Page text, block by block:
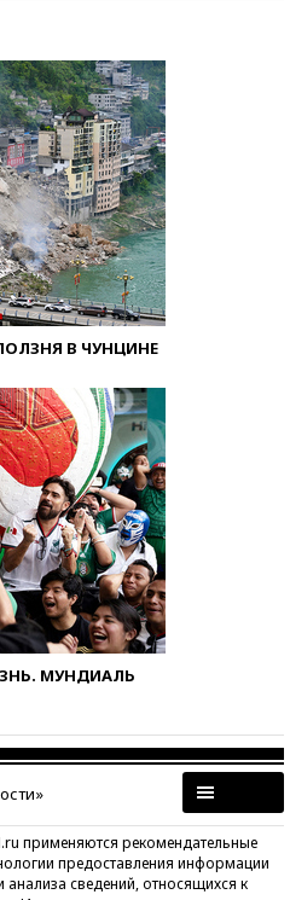
В ЧУНЦИНЕ
МУНДИАЛЬ
применяются рекомендательные
предоставления информации
анализа сведений, относящихся к